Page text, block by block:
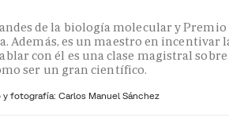
de la biología molecular y Premio
Además, es un maestro en incentivar
con él es una clase magistral sobre
ser un gran científico.
y fotografía: Carlos Manuel Sánchez